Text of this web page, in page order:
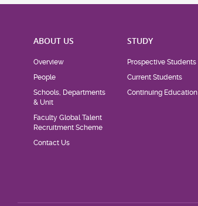
ABOUT US
Overview
People
Schools, Departments
& Unit
Faculty Global Talent
Recruitment Scheme
Contact Us
STUDY
Prospective Students
Current Students
Continuing Education